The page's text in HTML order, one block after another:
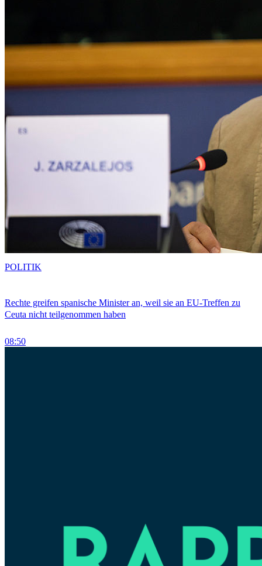
Rechte greifen spanische Minister an, weil sie an EU-Treffen zu
Ceuta nicht teilgenommen haben
08:50
POLITIK